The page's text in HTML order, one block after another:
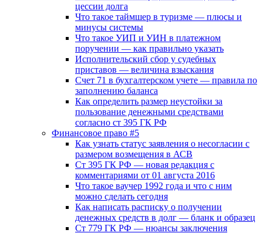
цессии долга
Что такое таймшер в туризме — плюсы и
минусы системы
Что такое УИП и УИН в платежном
поручении — как правильно указать
Исполнительский сбор у судебных
приставов — величина взыскания
Счет 71 в бухгалтерском учете — правила по
заполнению баланса
Как определить размер неустойки за
пользование денежными средствами
согласно ст 395 ГК РФ
Финансовое право #5
Как узнать статус заявления о несогласии с
размером возмещения в АСВ
Ст 395 ГК РФ — новая редакция с
комментариями от 01 августа 2016
Что такое ваучер 1992 года и что с ним
можно сделать сегодня
Как написать расписку о получении
денежных средств в долг — бланк и образец
Ст 779 ГК РФ — нюансы заключения